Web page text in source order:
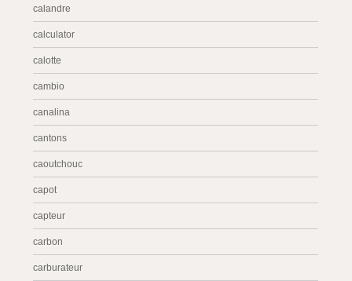
calandre
calculator
calotte
cambio
canalina
cantons
caoutchouc
capot
capteur
carbon
carburateur